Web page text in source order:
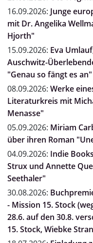
16.09.2026: Junge
mit Dr. Angelika
Hjorth"
15.09.2026: Eva
Auschwitz-
"Genau so fängt es
08.09.2026: Werke
Literaturkreis mit
Menasse"
05.09.2026: Miriam
über ihren Roman
04.09.2026: Indie
Strux und Annette
Seethaler"
30.08.2026:
- Mission 15. Stock
28.6. auf den 30.8.
15. Stock, Wiebke